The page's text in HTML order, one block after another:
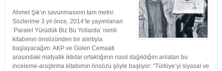
Ahmet Şık’ın savunmasının tam metni:
Sözlerime 3 yıl önce, 2014’te yayımlanan
‘Paralel Yürüdük Biz Bu Yollarda’ isimli
kitabımın önsözünden bir alıntıyla
başlayacağım. AKP ve Gülen Cemaati
arasındaki mafyatik iktidar ortaklığının nasıl dağıldığını anlatan bu
inceleme-araştırma kitabımın önsözü şöyle başlıyor: “Türkiye’yi siyasal ve